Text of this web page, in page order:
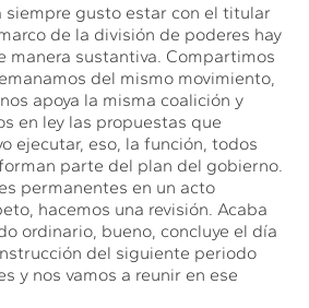
siempre gusto estar con el titular
de la división de poderes hay
manera sustantiva. Compartimos
del mismo movimiento,
apoya la misma coalición y
en ley las propuestas que
ejecutar, eso, la función, todos
parte del plan del gobierno.
permanentes en un acto
hacemos una revisión. Acaba
ordinario, bueno, concluye el día
del siguiente periodo
y nos vamos a reunir en ese